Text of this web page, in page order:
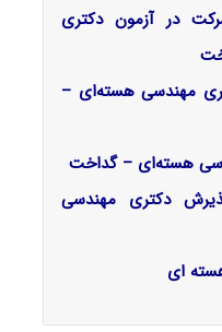
در آزمون دکتری
مهندسی هسته‌ای –
هسته‌ای – گداخت
دکتری مهندسی
ای